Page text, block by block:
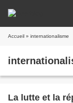
Accueil » internationalisme
La lutte et la